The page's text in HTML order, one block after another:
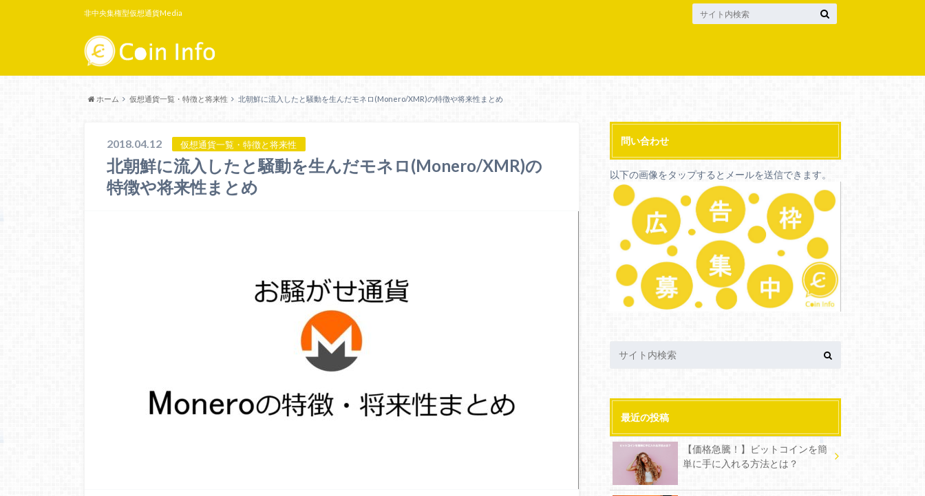
非中央集権型仮想通貨Media
ホーム 仮想通貨一覧・特徴と将来性 北朝鮮に流入したと騒動を生んだモネロ(Monero/XMR)の特徴や将来性まとめ
2018.04.12 仮想通貨一覧・特徴と将来性
北朝鮮に流入したと騒動を生んだモネロ(Monero/XMR)の
特徴や将来性まとめ
問い合わせ
以下の画像をタップするとメールを送信できます。
最近の投稿
【価格急騰！】ビットコインを簡
単に手に入れる方法とは？